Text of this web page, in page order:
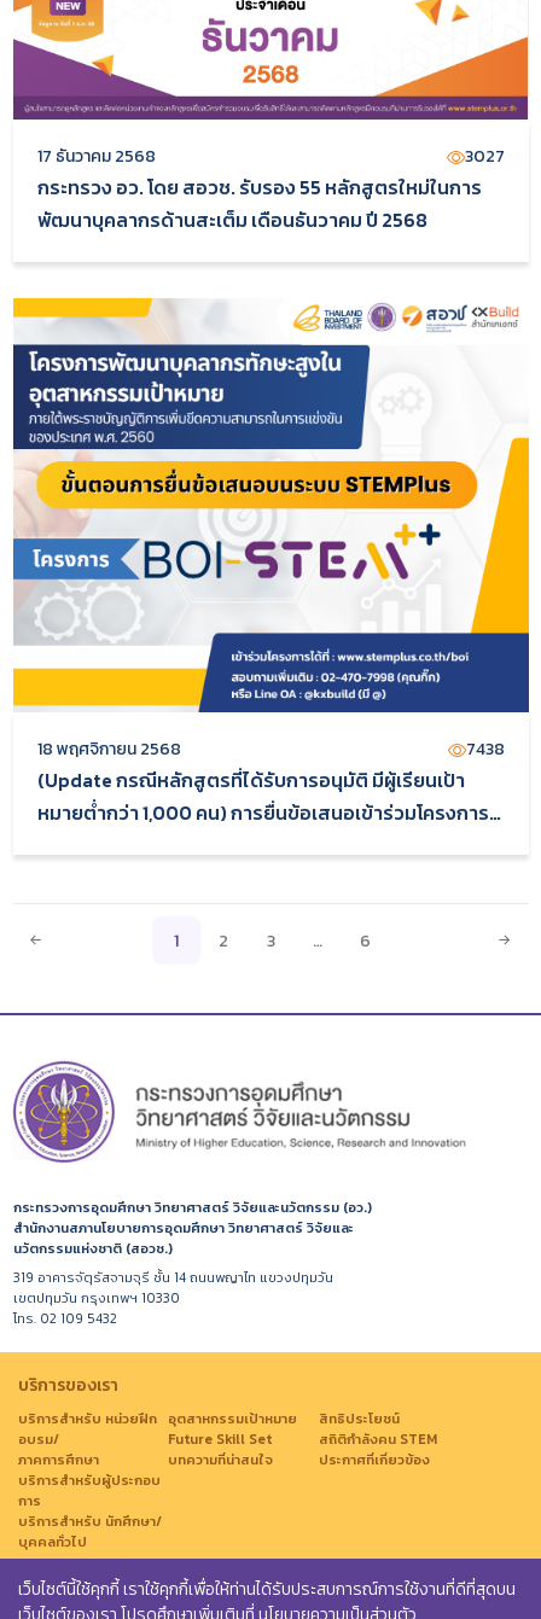
17 ธันวาคม 2568 3027
กระทรวง อว. โดย สอวช. รับรอง 55 หลักสูตรใหม่ในการ
พัฒนาบุคลากรด้านสะเต็ม เดือนธันวาคม ปี 2568
18 พฤศจิกายน 2568 7438
(Update กรณีหลักสูตรที่ได้รับการอนุมัติ มีผู้เรียนเป้า
หมายต่ำกว่า 1,000 คน) การยื่นข้อเสนอเข้าร่วมโครงการ
1 2 3 … 6
กระทรวงการอุดมศึกษา วิทยาศาสตร์ วิจัยและนวัตกรรม (อว.)
สำนักงานสภานโยบายการอุดมศึกษา วิทยาศาสตร์ วิจัยและ
นวัตกรรมแห่งชาติ (สอวช.)
319 อาคารจัตุรัสจามจุรี ชั้น 14 ถนนพญาไท แขวงปทุมวัน
เขตปทุมวัน กรุงเทพฯ 10330
โทร. 02 109 5432
บริการของเรา
บริการสำหรับ หน่วยฝึก
อบรม/
ภาคการศึกษา
บริการสำหรับผู้ประกอบ
การ
บริการสำหรับ นักศึกษา/
บุคคลทั่วไป
อุตสาหกรรมเป้าหมาย
Future Skill Set
บทความที่น่าสนใจ
สิทธิประโยชน์
สถิติกำลังคน STEM
ประกาศที่เกี่ยวข้อง
เว็บไซต์นี้ใช้คุกกี้ เราใช้คุกกี้เพื่อให้ท่านได้รับประสบการณ์การใช้งานที่ดีที่สุดบน